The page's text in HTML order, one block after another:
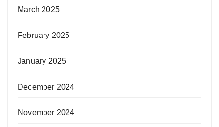
March 2025
February 2025
January 2025
December 2024
November 2024